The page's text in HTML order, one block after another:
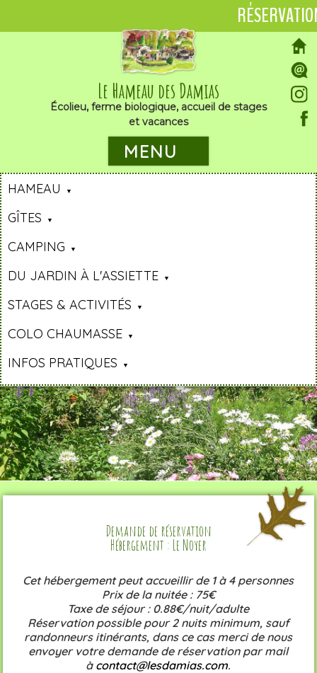
Le Hameau des Damias
Écolieu, ferme biologique, accueil de stages
et vacances
MENU
HAMEAU
GÎTES
CAMPING
DU JARDIN À L'ASSIETTE
STAGES & ACTIVITÉS
COLO CHAUMASSE
INFOS PRATIQUES
Demande de réservation
Hébergement : Le Noyer
Cet hébergement peut accueillir de 1 à 4 personnes
Prix de la nuitée : 75€
Taxe de séjour : 0.88€/nuit/adulte
Réservation possible pour 2 nuits minimum, sauf
randonneurs itinérants, dans ce cas merci de nous
envoyer votre demande de réservation par mail
à contact@lesdamias.com.